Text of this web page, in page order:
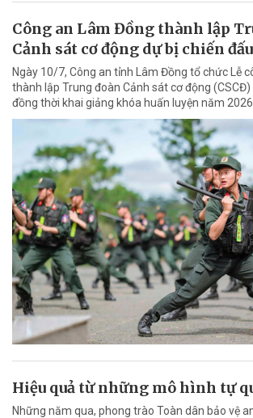
Công an Lâm Đồng thành lập
Cảnh sát cơ động dự bị chiến đấu
Ngày 10/7, Công an tỉnh Lâm Đồng tổ chức Lễ
thành lập Trung đoàn Cảnh sát cơ động (CSCĐ)
đồng thời khai giảng khóa huấn luyện năm
Hiệu quả từ những mô hình tự
Những năm qua, phong trào Toàn dân bảo vệ